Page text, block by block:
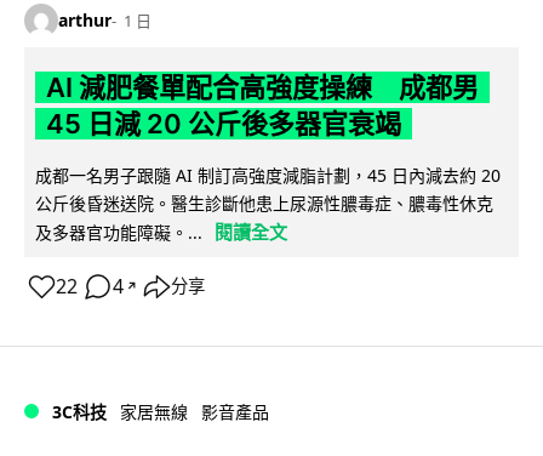
arthur 1 日
AI 減肥餐單配合高強度操練 成都男
45 日減 20 公斤後多器官衰竭
成都一名男子跟隨 AI 制訂高強度減脂計劃，45 日內減去約 20
公斤後昏迷送院。醫生診斷他患上尿源性膿毒症、膿毒性休克
及多器官功能障礙。...
閱讀全文
22 4 ↗ 分享
3C科技 家居無線 影音產品